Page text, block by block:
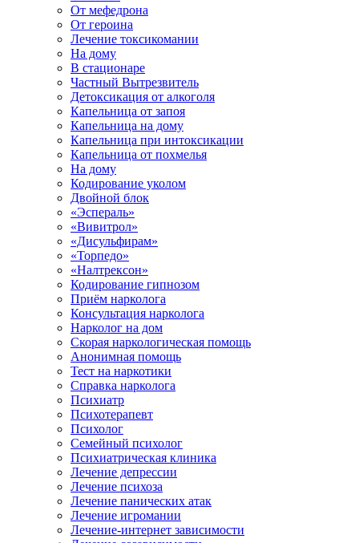
От мефедрона
От героина
Лечение токсикомании
На дому
В стационаре
Частный Вытрезвитель
Детоксикация от алкоголя
Капельница от запоя
Капельница на дому
Капельница при интоксикации
Капельница от похмелья
На дому
Кодирование уколом
Двойной блок
«Эспераль»
«Вивитрол»
«Дисульфирам»
«Торпедо»
«Налтрексон»
Кодирование гипнозом
Приём нарколога
Консультация нарколога
Нарколог на дом
Скорая наркологическая помощь
Анонимная помощь
Тест на наркотики
Справка нарколога
Психиатр
Психотерапевт
Психолог
Семейный психолог
Психиатрическая клиника
Лечение депрессии
Лечение психоза
Лечение панических атак
Лечение игромании
Лечение-интернет зависимости